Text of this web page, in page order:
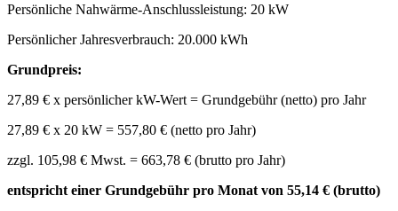
Persönliche Nahwärme-Anschlussleistung: 20 kW
Persönlicher Jahresverbrauch: 20.000 kWh
Grundpreis:
27,89 € x persönlicher kW-Wert = Grundgebühr (netto) pro Jahr
27,89 € x 20 kW = 557,80 € (netto pro Jahr)
zzgl. 105,98 € Mwst. = 663,78 € (brutto pro Jahr)
entspricht einer Grundgebühr pro Monat von 55,14 € (brutto)